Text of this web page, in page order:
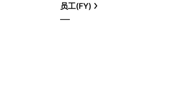
员工(FY)
—